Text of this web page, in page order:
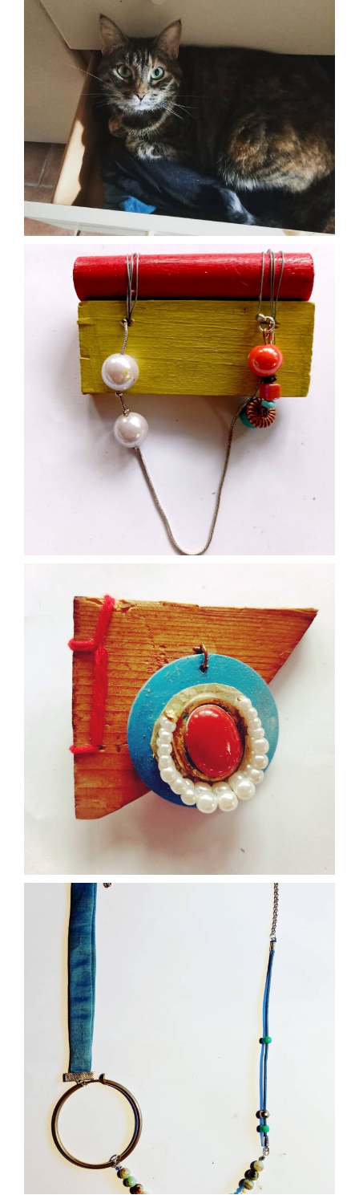
Feb 6
paolaconsani
Nov 30
paolaconsani
Nov 28